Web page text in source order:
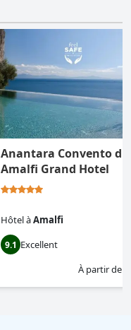
Anantara Convento di
Amalfi Grand Hotel
HôtelàAmalfi
9.1 Excellent
À partir de